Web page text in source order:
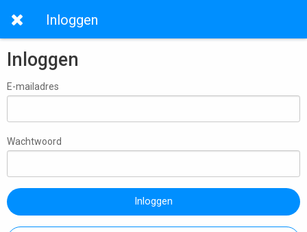
Inloggen
Inloggen
E-mailadres
Wachtwoord
Inloggen